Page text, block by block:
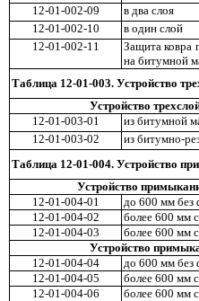
12-01-002-09
в два слоя
12-01-002-10
в один слой
12-01-002-11
Защита ковра
на битумной
Таблица 12-01-003. Устройство
Устройство
12-01-003-01
из битумной
12-01-003-02
из битумно-
Таблица 12-01-004. Устройство
Устройство
12-01-004-01
до 600 мм без
12-01-004-02
более 600 мм
12-01-004-03
более 600 мм
Устройство
12-01-004-04
до 600 мм без
12-01-004-05
более 600 мм
12-01-004-06
более 600 мм